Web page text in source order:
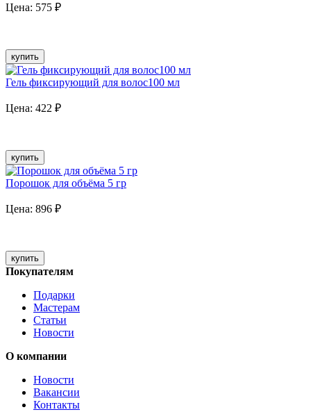
Цена: 575 ₽
купить
Гель фиксирующий для волос100 мл
Цена: 422 ₽
купить
Порошок для объёма 5 гр
Цена: 896 ₽
купить
Покупателям
Подарки
Мастерам
Статьи
Новости
О компании
Новости
Вакансии
Контакты